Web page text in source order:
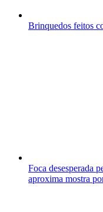
Brinquedos feitos
Foca desesperada
aproxima mostra